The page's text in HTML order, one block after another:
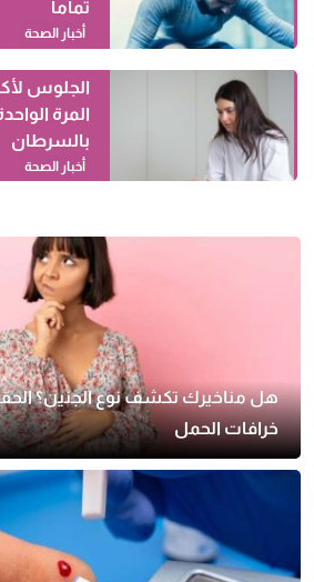
تماماً
أخبار الصحة
المرة
بالسرطان
أخبار الصحة
هل مناخيرك تكشف نوع الجنين؟
خرافات الحمل